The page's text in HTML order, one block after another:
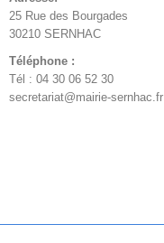
25 Rue des Bourgades
30210 SERNHAC
Téléphone :
Tél : 04 30 06 52 30
secretariat@mairie-sernhac.fr